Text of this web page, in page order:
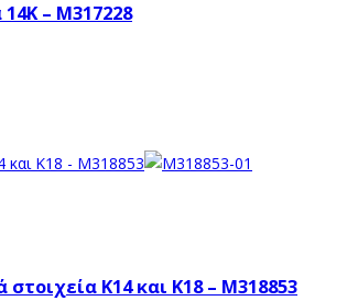
– M317228
Κ14 και Κ18 – M318853